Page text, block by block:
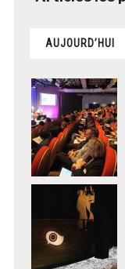
AUJOURD’HUI